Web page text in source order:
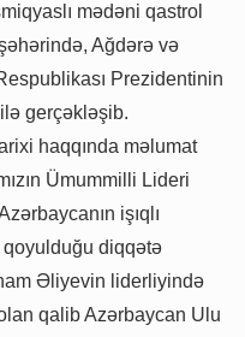
mədəni qastrol
Ağdərə və
Prezidentinin
gerçəkləşib.
haqqında məlumat
Ümummilli Lideri
işıqlı
diqqətə
Əliyevin liderliyində
qalib Azərbaycan Ulu